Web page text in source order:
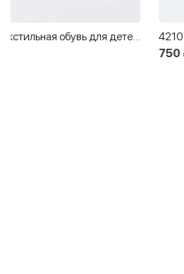
421074-11 Текстильные сандалии